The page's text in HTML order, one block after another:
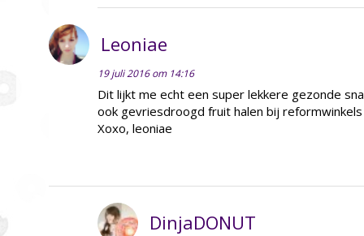
Leoniae
19 juli 2016 om 14:16
Dit lijkt me echt een super lekkere gezonde
ook gevriesdroogd fruit halen bij
Xoxo, leoniae
DinjaDONUT